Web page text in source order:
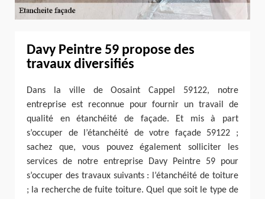
Davy Peintre 59 propose des
travaux diversifiés
Dans la ville de Oosaint Cappel 59122, notre
entreprise est reconnue pour fournir un travail de
qualité en étanchéité de façade. Et mis à part
s’occuper de l’étanchéité de votre façade 59122 ;
sachez que, vous pouvez également solliciter les
services de notre entreprise Davy Peintre 59 pour
s’occuper des travaux suivants : l’étanchéité de toiture
; la recherche de fuite toiture. Quel que soit le type de